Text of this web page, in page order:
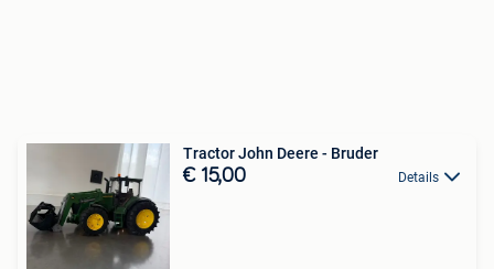
Tractor John Deere - Bruder
€ 15,00 Details